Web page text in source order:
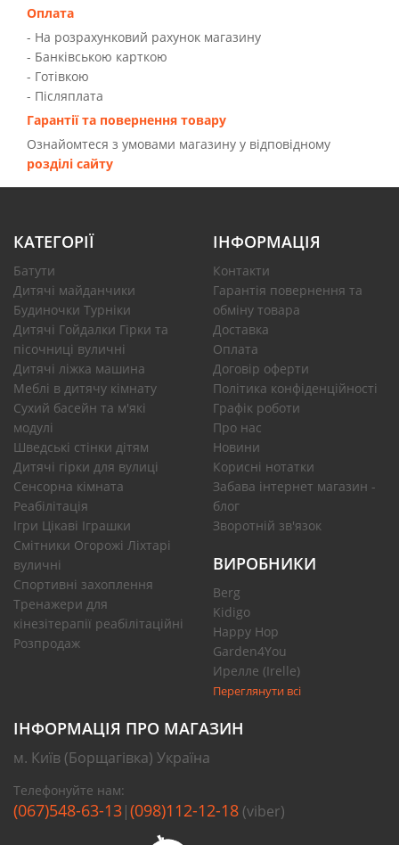
Оплата
- На розрахунковий рахунок магазину
- Банківською карткою
- Готівкою
- Післяплата
Гарантії та повернення товару
Ознайомтеся з умовами магазину у відповідному
розділі сайту
КАТЕГОРІЇ
Батути
Дитячі майданчики
Будиночки Турніки
Дитячі Гойдалки Гірки та
пісочниці вуличні
Дитячі ліжка машина
Меблі в дитячу кімнату
Сухий басейн та м'які
модулі
Шведські стінки дітям
Дитячі гірки для вулиці
Сенсорна кімната
Реабілітація
Ігри Цікаві Іграшки
Смітники Огорожі Ліхтарі
вуличні
Спортивні захоплення
Тренажери для
кінезітерапії реабілітаційні
Розпродаж
ІНФОРМАЦІЯ
Контакти
Гарантія повернення та
обміну товара
Доставка
Оплата
Договір оферти
Політика конфіденційності
Графік роботи
Про нас
Новини
Корисні нотатки
Забава інтернет магазин -
блог
Зворотній зв'язок
ВИРОБНИКИ
Berg
Kidigo
Happy Hop
Garden4You
Ирелле (Irelle)
Переглянути всі
ІНФОРМАЦІЯ ПРО МАГАЗИН
м. Київ (Борщагівка) Україна
Телефонуйте нам:
(067)548-63-13|(098)112-12-18 (viber)